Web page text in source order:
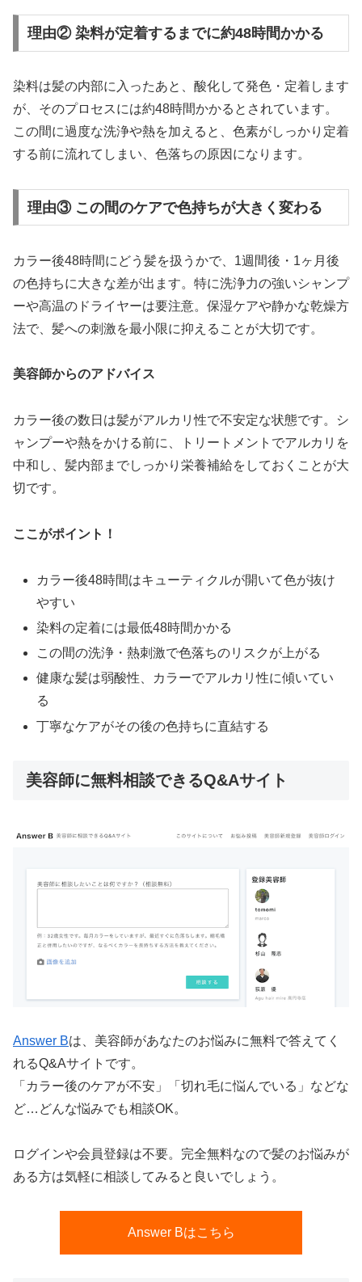
理由② 染料が定着するまでに約48時間かかる
染料は髪の内部に入ったあと、酸化して発色・定着します
が、そのプロセスには約48時間かかるとされています。
この間に過度な洗浄や熱を加えると、色素がしっかり定着
する前に流れてしまい、色落ちの原因になります。
理由③ この間のケアで色持ちが大きく変わる
カラー後48時間にどう髪を扱うかで、1週間後・1ヶ月後
の色持ちに大きな差が出ます。特に洗浄力の強いシャンプ
ーや高温のドライヤーは要注意。保湿ケアや静かな乾燥方
法で、髪への刺激を最小限に抑えることが大切です。
美容師からのアドバイス
カラー後の数日は髪がアルカリ性で不安定な状態です。シ
ャンプーや熱をかける前に、トリートメントでアルカリを
中和し、髪内部までしっかり栄養補給をしておくことが大
切です。
ここがポイント！
カラー後48時間はキューティクルが開いて色が抜け
やすい
染料の定着には最低48時間かかる
この間の洗浄・熱刺激で色落ちのリスクが上がる
健康な髪は弱酸性、カラーでアルカリ性に傾いてい
る
丁寧なケアがその後の色持ちに直結する
美容師に無料相談できるQ&Aサイト
Answer Bは、美容師があなたのお悩みに無料で答えてく
れるQ&Aサイトです。
「カラー後のケアが不安」「切れ毛に悩んでいる」などな
ど…どんな悩みでも相談OK。
ログインや会員登録は不要。完全無料なので髪のお悩みが
ある方は気軽に相談してみると良いでしょう。
Answer Bはこちら